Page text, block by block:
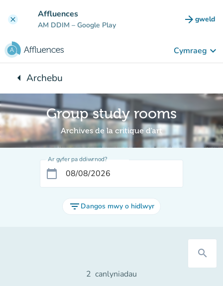
clear Affluences
AM DDIM – Google Play arrow_forward gweld
(tab
Cymraeg keyboard_arrow_down
arrow_leftYn ôl i:
Archebu
Group study rooms
Archives de la critique d'art
Ar gyfer pa ddiwrnod?
calendar_today
filter_list Dangos mwy o hidlwyr
search
2 canlyniadau